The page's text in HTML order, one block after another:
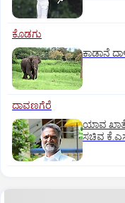
ಕೊಡಗು
ಕಾಡಾನೆ
ದಾವಣಗೆರೆ
ಯಾವ
ಸಚಿವ